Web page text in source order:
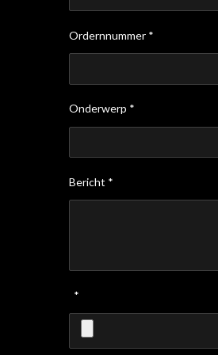
Ordernnummer *
Onderwerp *
Bericht *
*